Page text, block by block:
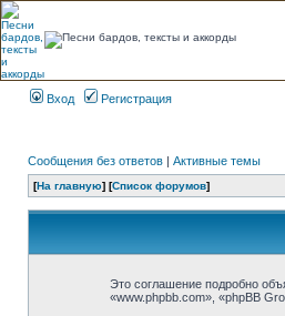
Вход Регистрация
Сообщения без ответов | Активные темы
[На главную] [Список форумов]
Это соглашение подробно
«www.phpbb.com», «phpBB